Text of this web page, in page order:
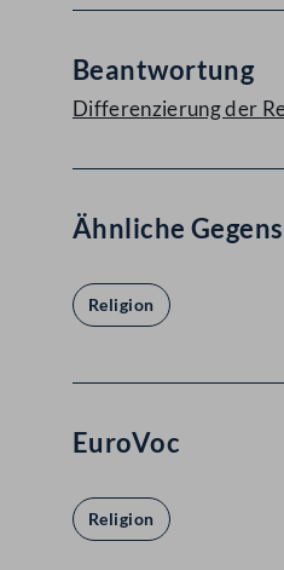
Beantwortung
Differenzierung der
Ähnliche
Religion
EuroVoc
Religion